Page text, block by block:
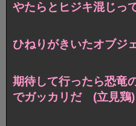
やたらとヒジキ混じ
ひねりがきいたオブ
期待して行ったら恐竜
でガッカリだ (立見鶏)